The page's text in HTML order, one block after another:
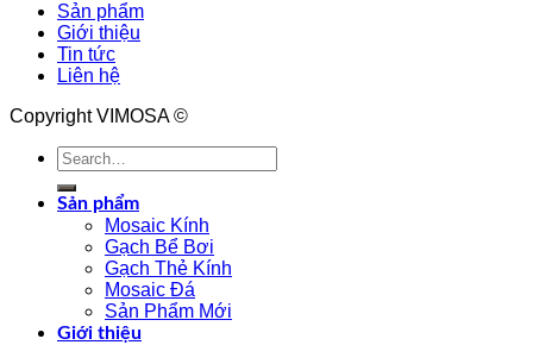
Sản phẩm
Giới thiệu
Tin tức
Liên hệ
Copyright VIMOSA ©
Search
for:
Sản phẩm
Mosaic Kính
Gạch Bể Bơi
Gạch Thẻ Kính
Mosaic Đá
Sản Phẩm Mới
Giới thiệu